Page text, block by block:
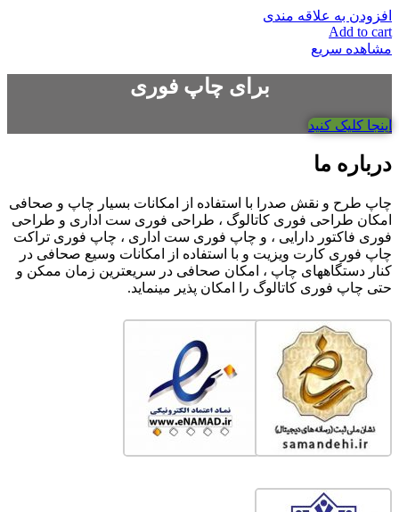
افزودن به علاقه مندی
Add to cart
مشاهده سریع
برای چاپ فوری
اینجا کلیک کنید
درباره ما
چاپ طرح و نقش صدرا با استفاده از امکانات بسیار چاپ و صحافی
امکان طراحی فوری کاتالوگ ، طراحی فوری ست اداری و طراحی
فوری فاکتور دارایی ، و چاپ فوری ست اداری ، چاپ فوری تراکت
چاپ فوری کارت ویزیت و با استفاده از امکانات وسیع صحافی در
کنار دستگاههای چاپ ، امکان صحافی در سریعترین زمان ممکن و
حتی چاپ فوری کاتالوگ را امکان پذیر مینماید.